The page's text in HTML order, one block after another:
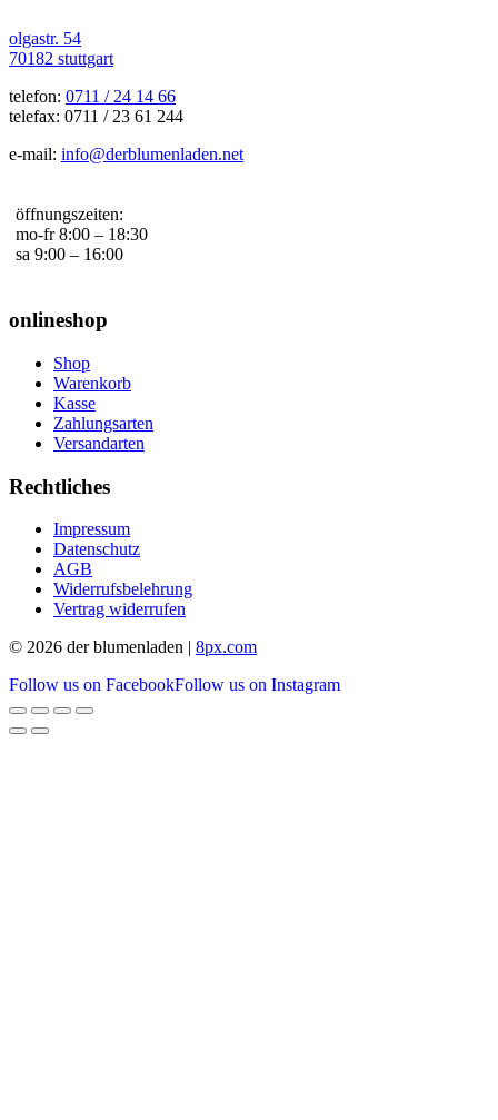
olgastr. 54
70182 stuttgart
telefon: 0711 / 24 14 66
telefax: 0711 / 23 61 244
e-mail: info@derblumenladen.net
öffnungszeiten:
mo-fr 8:00 – 18:30
sa 9:00 – 16:00
onlineshop
Shop
Warenkorb
Kasse
Zahlungsarten
Versandarten
Rechtliches
Impressum
Datenschutz
AGB
Widerrufsbelehrung
Vertrag widerrufen
© 2026 der blumenladen | 8px.com
Follow us on FacebookFollow us on Instagram